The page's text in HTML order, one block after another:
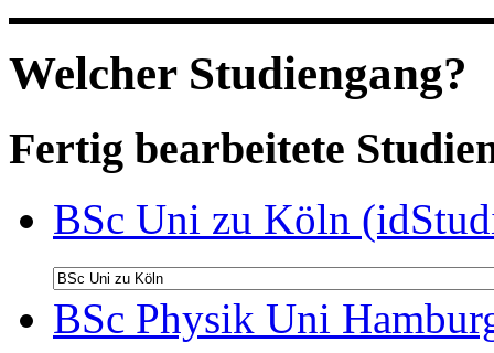
Welcher Studiengang?
Fertig bearbeitete
BSc Uni zu Köln
BSc Physik Uni